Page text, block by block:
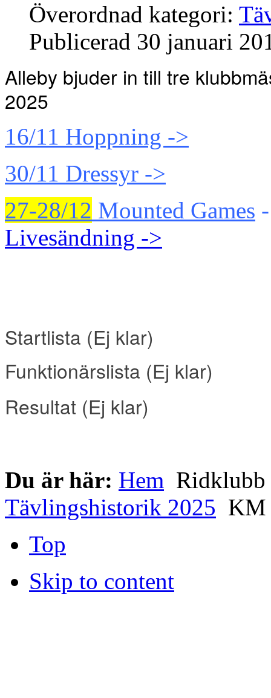
Överordnad kategori:
Publicerad 30 januari
Alleby bjuder in till tre
2025
16/11 Hoppning ->
30/11 Dressyr ->
27-28/12 Mounted Games
Livesändning ->
Startlista (Ej klar)
Funktionärslista (Ej klar)
Resultat (Ej klar)
Du är här: Hem Ridklubb
Tävlingshistorik 2025 KM
Top
Skip to content